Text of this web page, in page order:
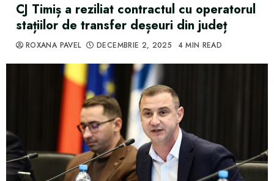
CJ Timiș a reziliat contractul cu operatorul
stațiilor de transfer deșeuri din județ
ROXANA PAVEL DECEMBRIE 2, 2025 4 MIN READ